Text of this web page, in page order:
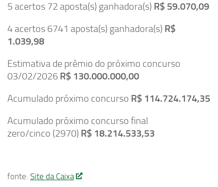
5 acertos 72 aposta(s) ganhadora(s) R$ 59.070,09
4 acertos 6741 aposta(s) ganhadora(s) R$
1.039,98
Estimativa de prêmio do próximo concurso
03/02/2026 R$ 130.000.000,00
Acumulado próximo concurso R$ 114.724.174,35
Acumulado próximo concurso final
zero/cinco (2970) R$ 18.214.533,53
fonte: Site da Caixa